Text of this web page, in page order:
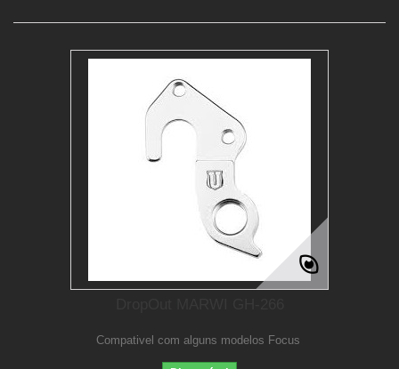
Compativel com alguns modelos Focus